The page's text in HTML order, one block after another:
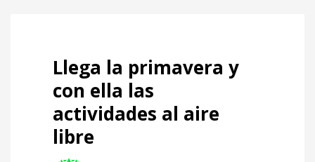
Llega la primavera y
con ella las
actividades al aire
libre